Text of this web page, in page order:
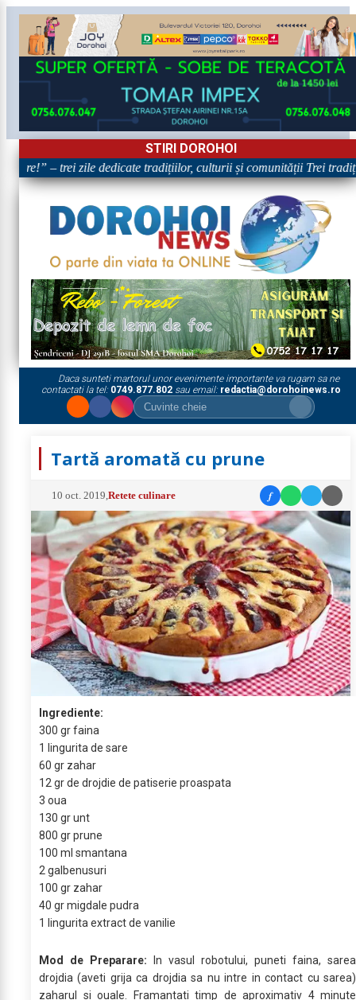
STIRI DOROHOI
– trei zile dedicate tradițiilor, culturii și comunității Trei
Daca sunteti martorul unor evenimente importante va rugam sa ne
contactati la tel: 0749.877.802sau email: redactia@dorohoinews.ro
Tartă aromată cu prune
10 oct. 2019 ,Retete culinare f
Ingrediente:
300 gr faina
1 lingurita de sare
60 gr zahar
12 gr de drojdie de patiserie proaspata
3 oua
130 gr unt
800 gr prune
100 ml smantana
2 galbenusuri
100 gr zahar
40 gr migdale pudra
1 lingurita extract de vanilie
Mod de Preparare: In vasul robotului, puneti faina,
drojdia (aveti grija ca drojdia sa nu intre in contact cu
zaharul si ouale. Framantati timp de aproximativ 4